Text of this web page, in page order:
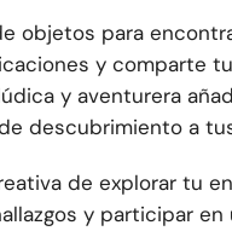
objetos para
y comparte
y aventurera
descubrimiento a
de explorar tu
y participar en